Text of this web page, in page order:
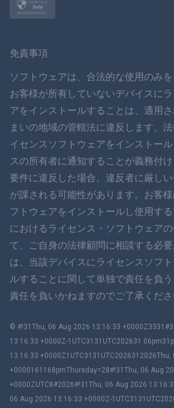
ภาษาไทย
简体中文
ダンスク
हिंदी
עברית
ロマン
Ελληνικά
ベトナム語
繁體中文
スロベニア
バハサ・ムラユ
免責事項
ソフトウェアは、合法的な使用のみを
お客様が所有していないデバイスに
アをインストールすることは、適用
まいの地域の管轄法に違反します。
イセンスソフトウェアをインストー
スの所有者に通知することが義務付
要件に違反した場合、違反者に厳し
が課される可能性があります。お客
フトウェアをインストールし使用す
におけるライセンス・ソフトウェア
て、ご自身の法律顧問に相談する必
は、当該デバイスにライセンスソフ
ルすることに関して単独で責任を負
責任を負いかねますのでご了承くださ
© #!31Thu, 06 Aug 2026 13:16:33
13:16:33 +0000Z-1UTC3131UTC202631
13:16:33 +0000Z1UTC3131UTC2026312026Thu,
+0000161168pmThursday=28#!31Thu, 06 Aug
+0000ZUTC8#2026#!31Thu, 06 Aug 2026
06 Aug 2026 13:16:33 +0000Z-